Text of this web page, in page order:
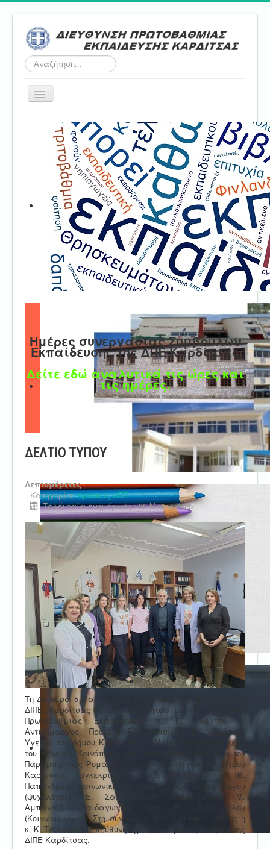
Αναζήτηση...
Εναλλαγή
Αρχική
Τμήμα Α'
Τμήμα Β'
Τμήμα Γ'
Τμήμα Δ'
Τμήμα E'
Επικοινωνία
Ημέρες συνεργασίας Συμβούλων
Εκπαίδευσης της ΔΠΕ Καρδίτσας
Δείτε εδώ αναλυτικά τις ώρες και
τις ημέρες.
ΔΕΛΤΙΟ ΤΥΠΟΥ
Λεπτομέρειες
Κατηγορία:Δράσεις ΔΠΕ
Τελευταία ενημέρωση : 06 Μαϊος 2025
Τη Δευτέρα 5 Μαΐου 2025 προσήλθαν στα γραφεία της
ΔΙΠΕ Καρδίτσας και συναντήθηκαν με τον Διευθυντή
Πρωτοβάθμιας Εκπαίδευσης κ. Κ. Γκόλτσο, η
Αντιδήμαρχος Πρόνοιας-Εθελοντισμού & Δημόσιας
Υγείας του Δήμου Καρδίτσας κ. Μ. Μπαζή και στελέχη
του Κέντρου Κοινότητας του Δήμου Καρδίτσας και του
Παραρτήματος Ρομά του Κέντρου Κοινότητας του Δήμου
Καρδίτσας. Συγκεκριμένα, παρευρέθηκαν οι κ.κ. Β.
Παπανδρέου (κοινωνική λειτουργός), Χρ. Καραγεώργου
(ψυχολόγος), Ε. Σαλταγιάννη (Παιδαγωγός), Μ.
Αμπαντζή (Παιδαγωγός) και Β. Βασίλογλου
(Κοινωνιολόγος). Στη συνάντηση παρευρέθηκε επίσης η
κ. Κ. Τσουκαλά, Υπεύθυνη Σχολικών Δραστηριοτήτων της
ΔΙΠΕ Καρδίτσας.